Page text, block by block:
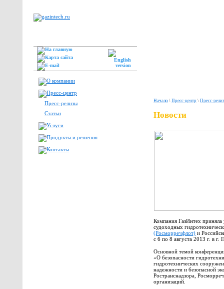
Пресс-релизы
Статьи
Начало \ Пресс-центр \ Пресс-
Новости
Компания ГазИнтех приняла
судоходных
(Росморречфлот) и
с 6 по 8 августа 2013 г. в г.
Основной темой
«О безопасности
гидротехнических
надежности и безопасной
Ространснадзора,
организаций.